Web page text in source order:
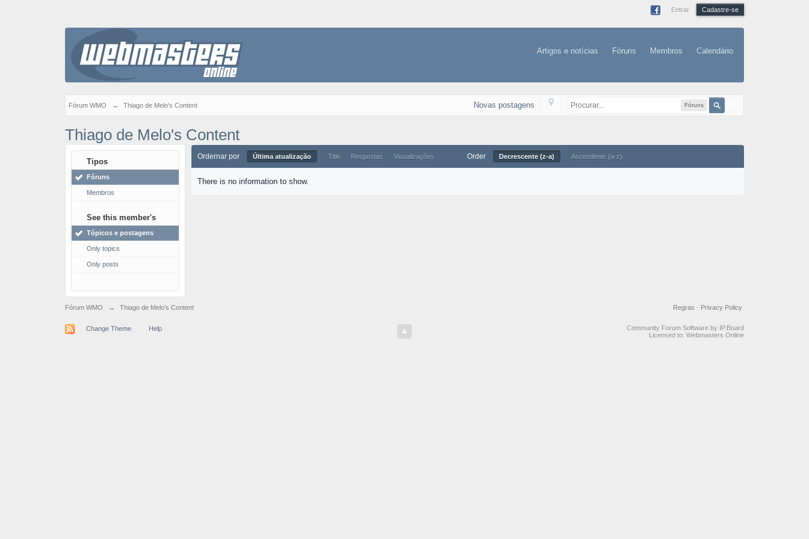
Entrar Cadastre-se
Artigos e notícias Fóruns Membros Calendário
Fórum WMO → Thiago de Melo's Content Fóruns
Novas postagens
Thiago de Melo's Content
Tipos
Fóruns
Membros
See this member's
Tópicos e postagens
Only topics
Only posts
Ordernar por Última atualização Title Respostas Visualizações Order Decrescente (z-a) Ascendente (a-z)
There is no information to show.
Fórum WMO → Thiago de Melo's Content Privacy Policy
Regras ·
Change Theme Help
Community Forum Software by IP.Board
Licensed to: Webmasters Online